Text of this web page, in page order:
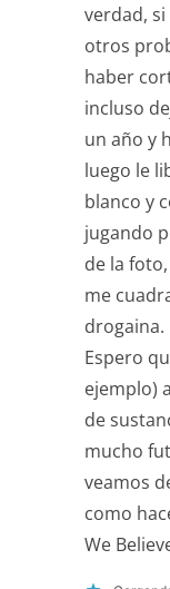
verdad,
otros
haber
incluso
un año y
luego le
blanco y
jugando
de la
me
drogaina.
Espero
ejemplo)
de
mucho
veamos
como
We